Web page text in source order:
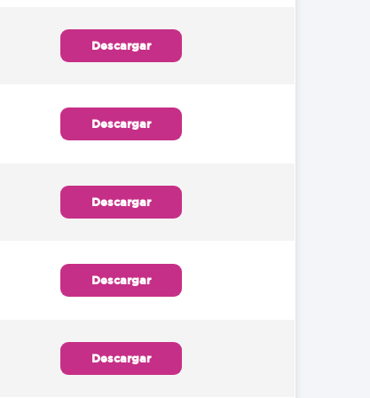
Descargar
Descargar
Descargar
Descargar
Descargar